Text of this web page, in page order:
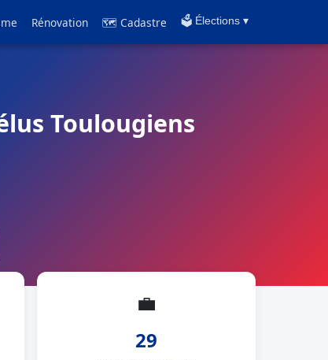
Rénovation 🗺 Cadastre 🗳️ Élections ▾
Toulougiens
💼
29